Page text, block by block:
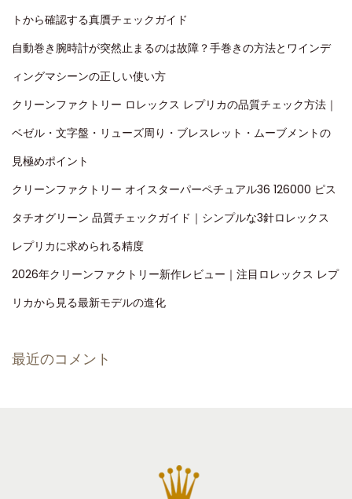
トから確認する真贋チェックガイド
自動巻き腕時計が突然止まるのは故障？手巻きの方法とワインデ
ィングマシーンの正しい使い方
クリーンファクトリー ロレックス レプリカの品質チェック方法｜
ベゼル・文字盤・リューズ周り・ブレスレット・ムーブメントの
見極めポイント
クリーンファクトリー オイスターパーペチュアル36 126000 ピス
タチオグリーン 品質チェックガイド｜シンプルな3針ロレックス
レプリカに求められる精度
2026年クリーンファクトリー新作レビュー｜注目ロレックス レプ
リカから見る最新モデルの進化
最近のコメント